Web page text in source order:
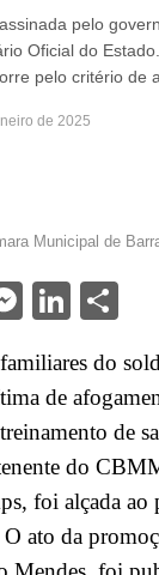
pelo
Oficial do
pelo critério de
de 2025
Municipal de
do
de
de
do
foi alçada ao
ato da